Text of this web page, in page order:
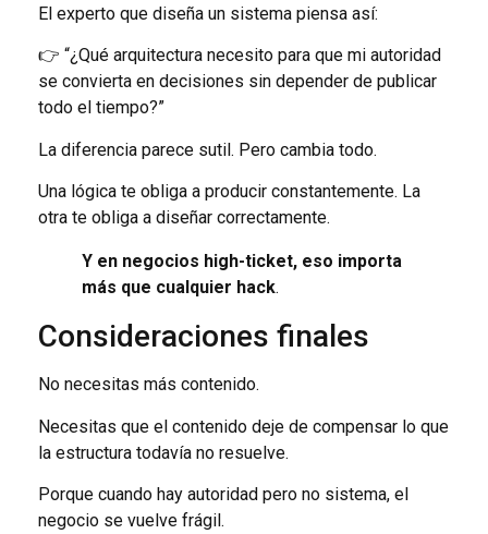
El experto que diseña un sistema piensa así:
👉 “¿Qué arquitectura necesito para que mi autoridad
se convierta en decisiones sin depender de publicar
todo el tiempo?”
La diferencia parece sutil. Pero cambia todo.
Una lógica te obliga a producir constantemente. La
otra te obliga a diseñar correctamente.
Y en negocios high-ticket, eso importa
más que cualquier hack.
Consideraciones finales
No necesitas más contenido.
Necesitas que el contenido deje de compensar lo que
la estructura todavía no resuelve.
Porque cuando hay autoridad pero no sistema, el
negocio se vuelve frágil.